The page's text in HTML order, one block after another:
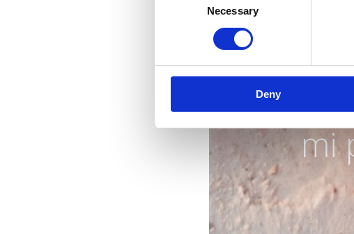
Necessary
Deny
mi